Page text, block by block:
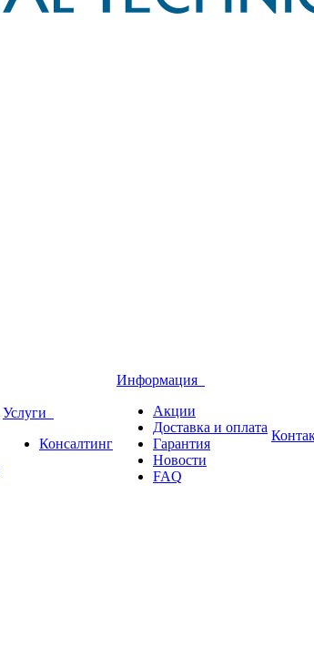
Услуги
Консалтинг
Информация
Акции
Доставка и оплата
Гарантия
Новости
FAQ